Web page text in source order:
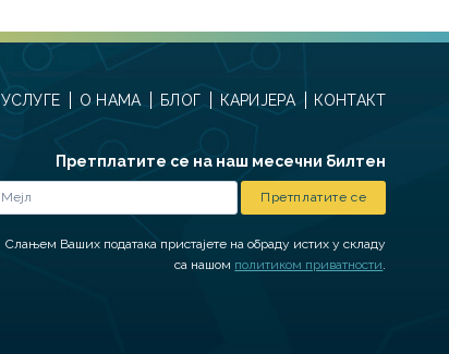
УСЛУГЕ О НАМА БЛОГ КАРИЈЕРА КОНТАКТ
Претплатите се на наш месечни билтен
Слањем Ваших података пристајете на обраду истих у складу
са нашом политиком приватности.